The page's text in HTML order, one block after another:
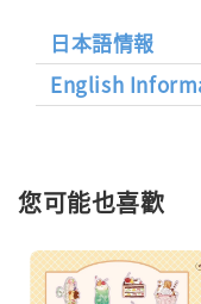
日本語情報
English
您可能也喜歡